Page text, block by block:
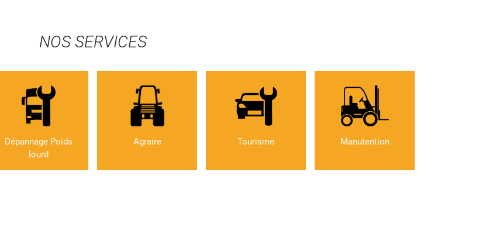
NOS SERVICES
Dépannage Poids
lourd
Agraire Tourisme Manutention